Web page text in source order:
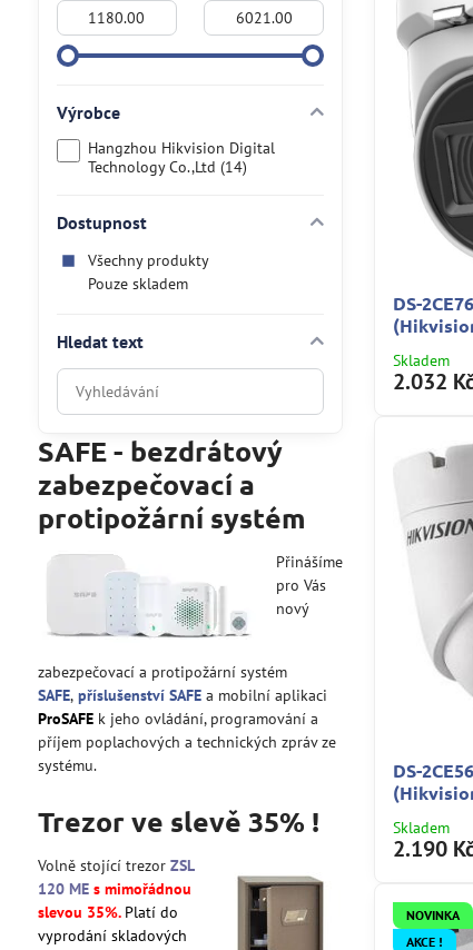
DS-
Skladem
2.032 Kč
DS-
Skladem
2.190 Kč
NOVINKA
AKCE !
Od:
Do:
Výrobce
Hangzhou Hikvision Digital
Technology Co.,Ltd (14)
Dostupnost
Všechny produkty
Pouze skladem
Hledat text
Prohledat
výsledky
fulltextem
SAFE - bezdrátový
zabezpečovací a
protipožární systém
Přinášíme
pro Vás
nový
zabezpečovací a protipožární systém
SAFE, příslušenství SAFEa mobilní aplikaci
ProSAFEk jeho ovládání, programování a
příjem poplachových a technických zpráv ze
systému.
Trezor ve slevě 35% !
Volně stojící trezor ZSL
120 ME s mimořádnou
slevou 35%. Platí do
vyprodání skladových